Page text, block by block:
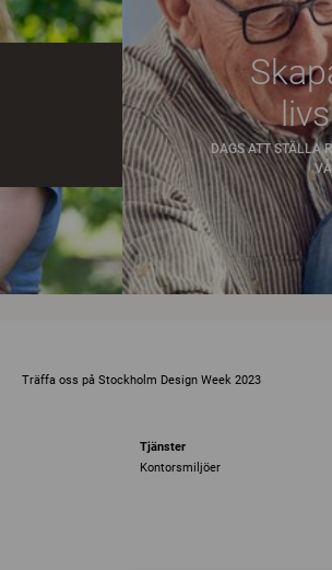
DAGS ATT STÄLLA
Träffa oss på Stockholm Design Week 2023
Tjänster
Kontorsmiljöer